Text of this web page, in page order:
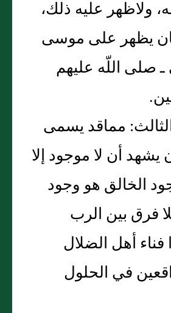
ولاظهر عليه ذلك،
يظهر على موسى
صلى اللّه عليهم
مماقد يسمى
يشهد أن لا موجود إلا
الخالق هو وجود
فرق بين الرب
فناء أهل الضلال
في الحلول